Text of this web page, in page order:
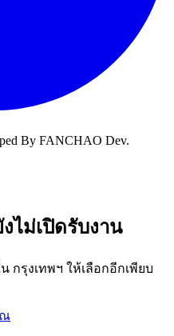
By FANCHAO Dev.
ไม่เปิดรับงาน
น กรุงเทพฯ ให้เลือกอีกเพียบ
ณ